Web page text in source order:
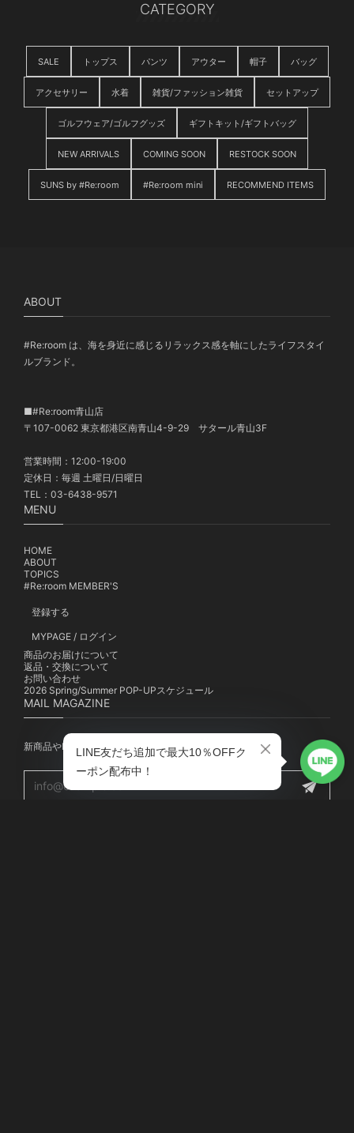
CATEGORY
SALE トップス パンツ アウター 帽子 バッグ
アクセサリー 水着 雑貨/ファッション雑貨 セットアップ
ゴルフウェア/ゴルフグッズ ギフトキット/ギフトバッグ
NEW ARRIVALS COMING SOON RESTOCK SOON
SUNS by #Re:room #Re:room mini RECOMMEND ITEMS
ABOUT
#Re:room は、海を身近に感じるリラックス感を軸にしたライフスタイ
ルブランド。
■#Re:room青山店
〒107-0062 東京都港区南青山4-9-29 サタール青山3F
営業時間：12:00-19:00
定休日：毎週 土曜日/日曜日
TEL：03-6438-9571
MENU
HOME
ABOUT
TOPICS
#Re:room MEMBER'S
登録する
MYPAGE / ログイン
商品のお届けについて
返品・交換について
お問い合わせ
2026 Spring/Summer POP-UPスケジュール
MAIL MAGAZINE
新商品やPOP-UP、キャンペーンの最新情報を配信中！